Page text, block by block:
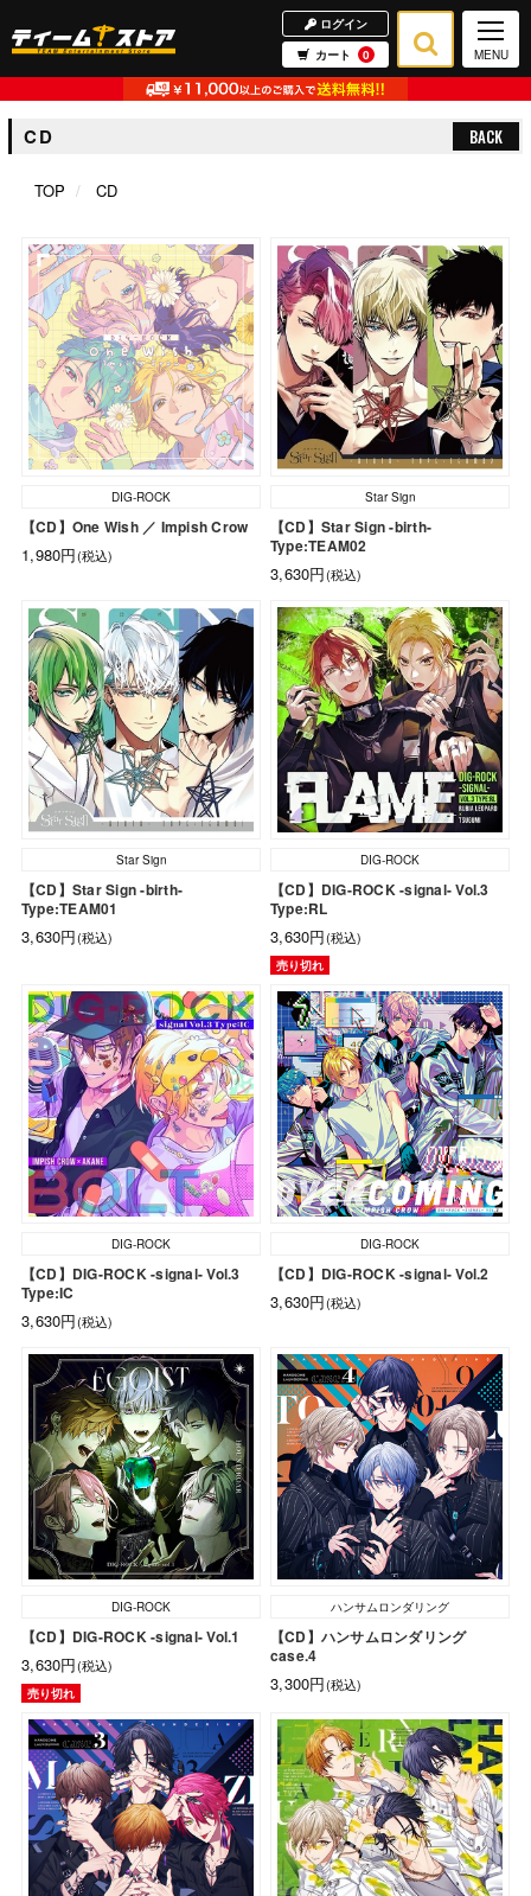
ログイン
カート
0 MENU
CD BACK
TOP CD
DIG-ROCK
【CD】One Wish ／ Impish Crow
1,980円(税込)
Star Sign
【CD】Star Sign -birth-
Type:TEAM02
3,630円(税込)
Star Sign
【CD】Star Sign -birth-
Type:TEAM01
3,630円(税込)
DIG-ROCK
【CD】DIG-ROCK -signal- Vol.3
Type:RL
3,630円(税込)
売り切れ
DIG-ROCK
【CD】DIG-ROCK -signal- Vol.3
Type:IC
3,630円(税込)
DIG-ROCK
【CD】DIG-ROCK -signal- Vol.2
3,630円(税込)
DIG-ROCK
【CD】DIG-ROCK -signal- Vol.1
3,630円(税込)
売り切れ
ハンサムロンダリング
【CD】ハンサムロンダリング
case.4
3,300円(税込)